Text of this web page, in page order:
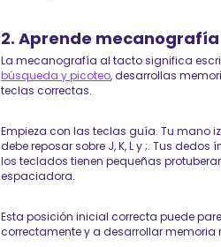
2. Aprende
La mecanografía al tacto significa
búsqueda y picoteo, desarrollas
teclas correctas.
Empieza con las teclas guía. Tu mano
debe reposar sobre J, K, L y ;. Tus
los teclados tienen pequeñas
espaciadora.
Esta posición inicial correcta puede
correctamente y a desarrollar memoria